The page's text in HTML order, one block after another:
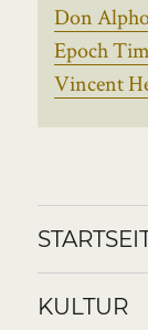
Don
Epoch
Vincent
KULTUR